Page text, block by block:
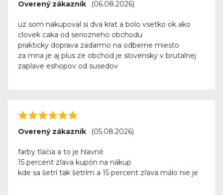
Overený zákazník (06.08.2026)
uz som nakupoval si dva krat a bolo vsetko ok ako
clovek caka od seriozneho obchodu
prakticky doprava zadarmo na odberne miesto
za mna je aj plus ze obchod je slovensky v brutalnej
zaplave eshopov od susedov
Overený zákazník (05.08.2026)
farby tlačia a to je hlavné
15 percent zľava kupón na nákup
kde sa šetrí tak šetrím a 15 percent zľava málo nie je